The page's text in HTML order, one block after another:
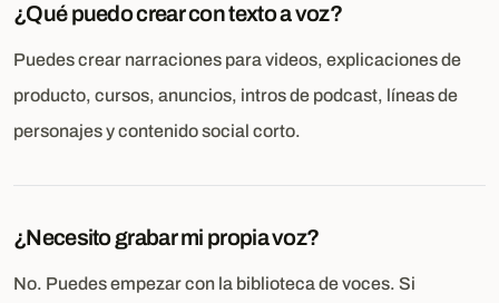
¿Qué puedo crear con texto a voz?
Puedes crear narraciones para videos, explicaciones de
producto, cursos, anuncios, intros de podcast, líneas de
personajes y contenido social corto.
¿Necesito grabar mi propia voz?
No. Puedes empezar con la biblioteca de voces. Si